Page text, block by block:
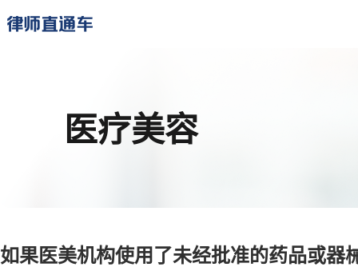
医疗美容
如果医美机构使用了未经批准的药品或器